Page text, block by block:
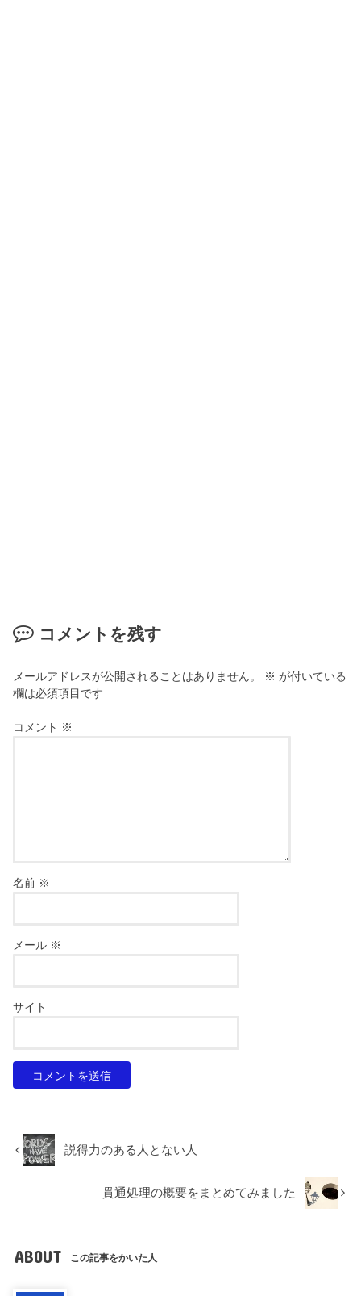
コメントを残す
メールアドレスが公開されることはありません。 ※ が付いている
欄は必須項目です
コメント ※
名前 ※
メール ※
サイト
説得力のある人とない人
貫通処理の概要をまとめてみました
ABOUT この記事をかいた人